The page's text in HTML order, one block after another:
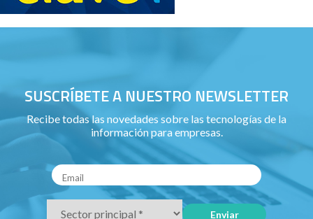
SUSCRÍBETE A NUESTRO NEWSLETTER
Recibe todas las novedades sobre las tecnologías de la
información para empresas.